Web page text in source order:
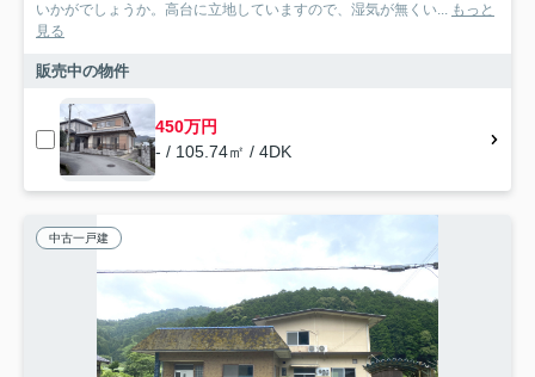
いかがでしょうか。高台に立地していますので、湿気が無くい... もっと
見る
販売中の物件
450万円
- / 105.74㎡ / 4DK
中古一戸建